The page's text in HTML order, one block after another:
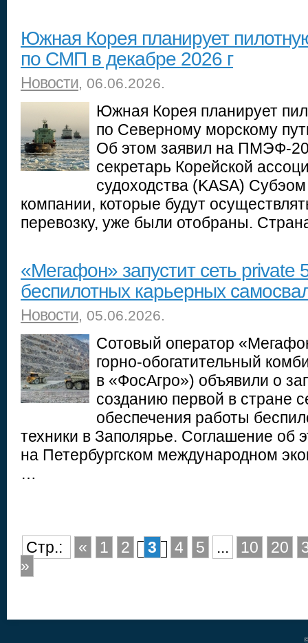
Южная Корея планирует
по СМП в декабре 2026 г
Новости, 06.06.2026.
Южная Корея планирует
по Северному морскому
Об этом заявил на ПМЭФ-
секретарь Корейской
судоходства (KASA)
компании, которые будут
перевозку, уже были отобраны.
«Мегафон» запустит сеть private
беспилотных карьерных
Новости, 05.06.2026.
Сотовый оператор
горно‑обогатительный
в «ФосАгро») объявили о
созданию первой в стране
обеспечения работы
техники в Заполярье. Соглашение об
на Петербургском международном
…
Стр.: « 1 2 3 4 5 ... 10 20
»